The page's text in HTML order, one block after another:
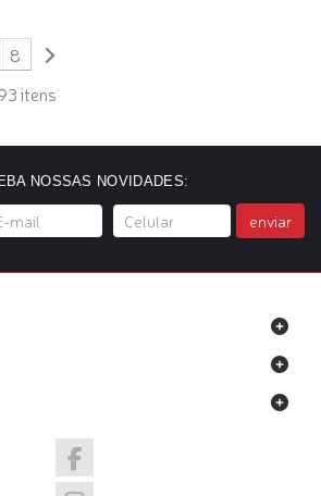
8
itens
NOSSAS NOVIDADES:
enviar